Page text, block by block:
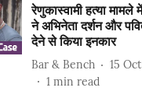
रेणुकास्वामी हत्या
ने अभिनेता दर्शन और
देने से किया इनकार
Bar & Bench
15
1 min read